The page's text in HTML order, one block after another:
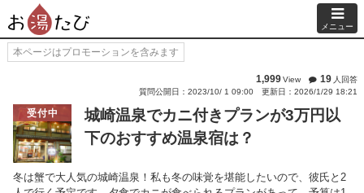
メニュー
本ページはプロモーションを含みます
1,999View 19 人回答
質問公開日：2023/10/ 1 09:00
更新日：2026/1/29 18:21
受付中
城崎温泉でカニ付きプランが3万円以
下のおすすめ温泉宿は？
冬は蟹で大人気の城崎温泉！私も冬の味覚を堪能したいので、彼氏と2